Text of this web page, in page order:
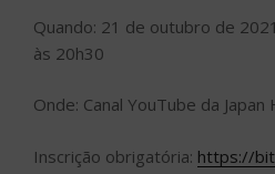
Quando: 21 de outubro de
às 20h30
Onde: Canal YouTube da Japan
Inscrição obrigatória: https://